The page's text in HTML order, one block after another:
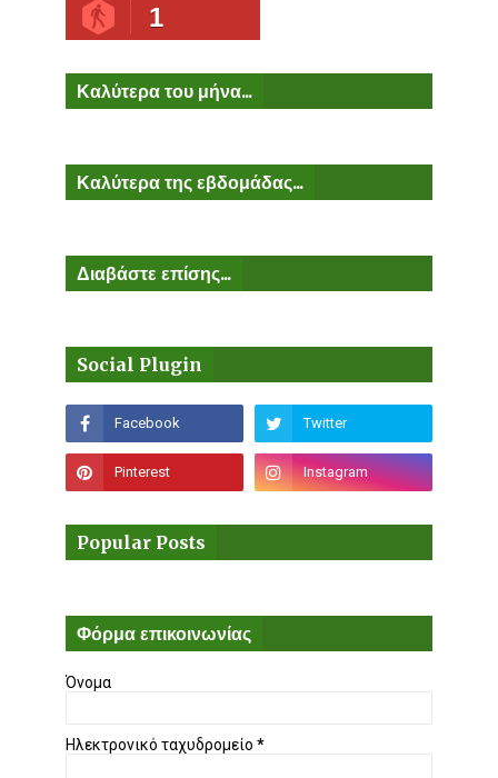
1
Καλύτερα του μήνα...
Καλύτερα της εβδομάδας...
Διαβάστε επίσης...
Social Plugin
Popular Posts
Φόρμα επικοινωνίας
Όνομα
Ηλεκτρονικό ταχυδρομείο *